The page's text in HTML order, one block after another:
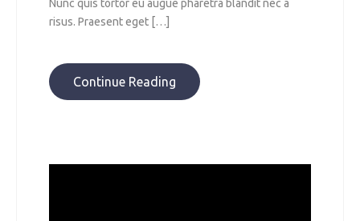
Nunc quis tortor eu augue pharetra blandit nec a
risus. Praesent eget […]
Continue Reading